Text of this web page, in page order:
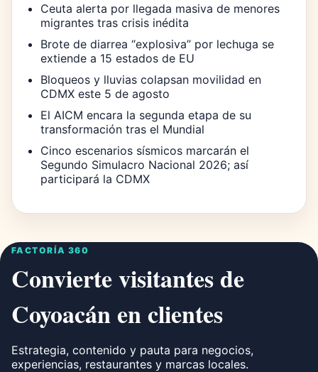
Ceuta alerta por llegada masiva de menores
migrantes tras crisis inédita
Brote de diarrea “explosiva” por lechuga se
extiende a 15 estados de EU
Bloqueos y lluvias colapsan movilidad en
CDMX este 5 de agosto
El AICM encara la segunda etapa de su
transformación tras el Mundial
Cinco escenarios sísmicos marcarán el
Segundo Simulacro Nacional 2026; así
participará la CDMX
FACTORÍA 360
Convierte visitantes de
Coyoacán en clientes
Estrategia, contenido y pauta para negocios,
experiencias, restaurantes y marcas locales.